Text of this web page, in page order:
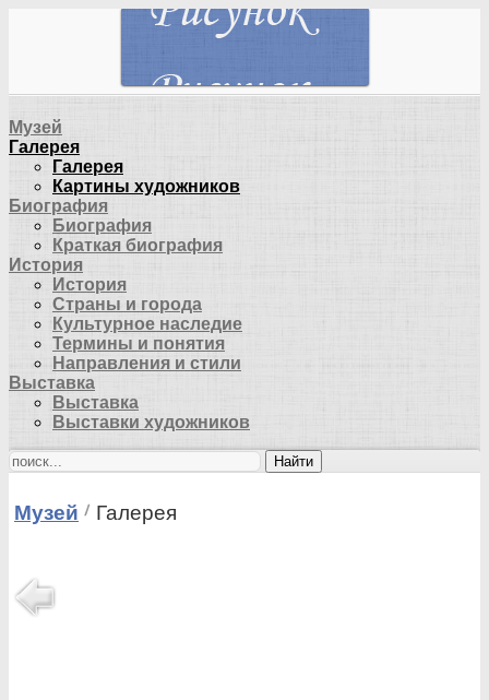
Музей
Галерея
Галерея
Картины художников
Биография
Биография
Краткая биография
История
История
Страны и города
Культурное наследие
Термины и понятия
Направления и стили
Выставка
Выставка
Выставки художников
Найти
Музей Галерея